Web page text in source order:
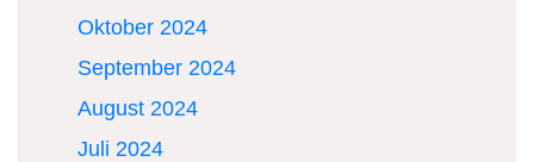
Oktober 2024
September 2024
August 2024
Juli 2024